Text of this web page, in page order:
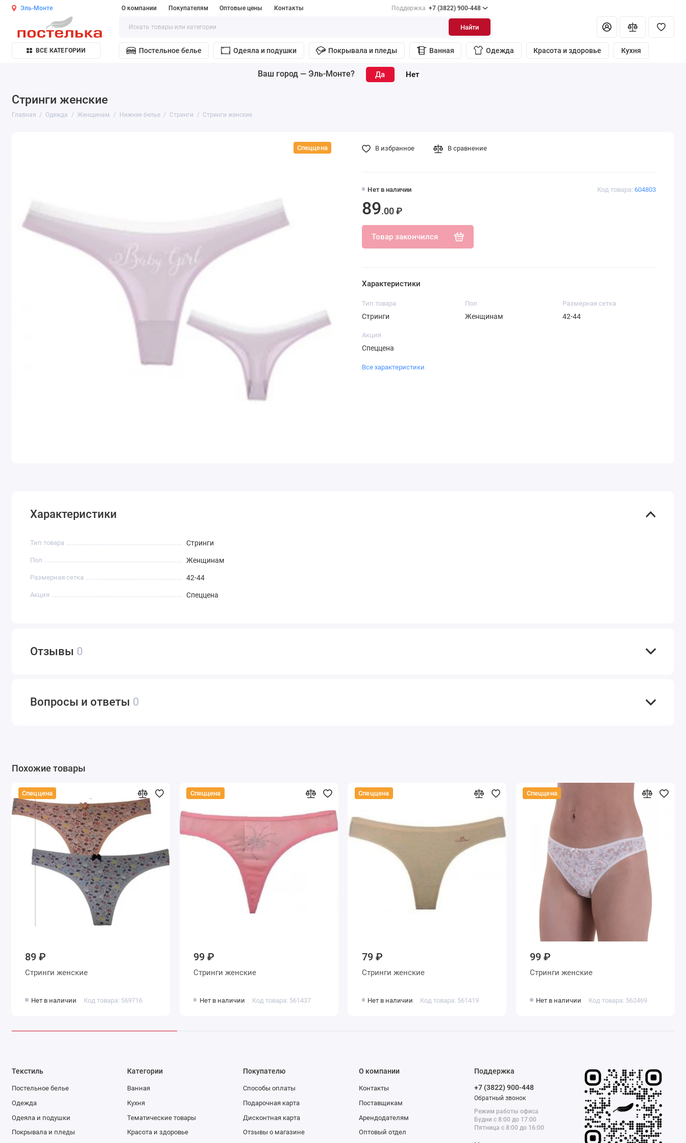
Эль-Монте О компании Покупателям Оптовые цены Контакты Поддержка +7 (3822) 900-448
Найти
ВСЕ КАТЕГОРИИ Постельное белье Одеяла и подушки Покрывала и пледы Ванная Одежда Красота и здоровье Кухня
Ваш город — Эль-Монте?
Стринги женские
Главная Одежда Женщинам Нижнее белье Стринги Стринги женские
Спеццена
Код товара: 604803
Нет в наличии
89.00 ₽
Товар закончился
В избранное В сравнение
Характеристики
Тип товара
Стринги
Пол
Женщинам
Размерная сетка
42-44
Акция
Спеццена
Все характеристики
Характеристики
Тип товара Стринги
Пол Женщинам
Размерная сетка 42-44
Акция Спеццена
Отзывы 0
Вопросы и ответы 0
Похожие товары
Спеццена
89 ₽
Стринги женские
Нет в наличии Код товара: 569716
Спеццена
99 ₽
Стринги женские
Нет в наличии Код товара: 561437
Спеццена
79 ₽
Стринги женские
Нет в наличии Код товара: 561419
Спеццена
99 ₽
Стринги женские
Нет в наличии Код товара: 562469
Текстиль
Постельное белье
Одежда
Одеяла и подушки
Покрывала и пледы
Категории
Ванная
Кухня
Тематические товары
Красота и здоровье
Покупателю
Способы оплаты
Подарочная карта
Дисконтная карта
Отзывы о магазине
О компании
Контакты
Поставщикам
Арендодателям
Оптовый отдел
Поддержка
+7 (3822) 900-448
Обратный звонок
Режим работы офиса
Будни с 8:00 до 17:00
Пятница с 8:00 до 16:00